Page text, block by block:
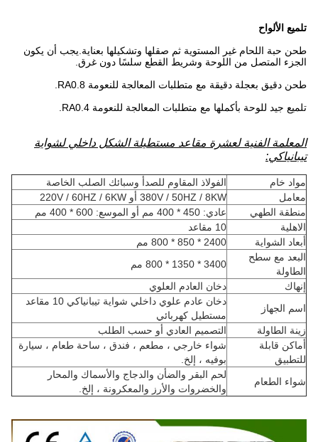
تلميع الألواح
طحن حبة اللحام غير المستوية ثم صقلها وتشكيلها بعناية.يجب أن يكون
الجزء المتصل من اللوحة وشريط القطع سلسًا دون غرق.
طحن دقيق بعجلة دقيقة مع متطلبات المعالجة للنعومة RA0.8.
تلميع جيد للوحة بأكملها مع متطلبات المعالجة للنعومة RA0.4.
المعلمة الفنية لعشرة مقاعد مستطيلة الشكل داخلي لشواية
تيبانياكي:
مواد خام
الفولاذ المقاوم للصدأ وسبائك الصلب الخاصة
معامل
380V / 50HZ / 8KW أو 220V / 60HZ / 6KW
منطقة الطهي
عادي: 450 * 400 مم أو الموسع: 600 * 400 مم
الاهلية
10 مقاعد
أبعاد الشواية
2400 * 850 * 800 مم
البعد مع سطح
الطاولة
3400 * 1350 * 800 مم
إنهاك
دخان العادم العلوي
اسم الجهاز
دخان عادم علوي داخلي شواية تيبانياكي 10 مقاعد
مستطيل كهربائي
زينة الطاولة
التصميم العادي أو حسب الطلب
أماكن قابلة
للتطبيق
شواء خارجي ، مطعم ، فندق ، ساحة طعام ، سيارة
بوفيه ، إلخ.
شواء الطعام
لحم البقر والضأن والدجاج والأسماك والمحار
والخضروات والأرز والمعكرونة ، إلخ.